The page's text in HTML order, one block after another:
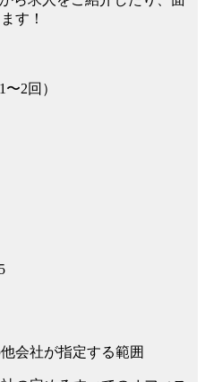
す！
2回）
会社が指定する範囲